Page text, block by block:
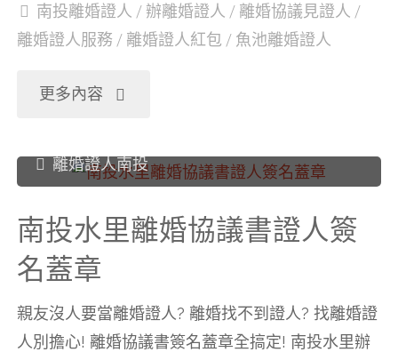
人
簽
蓋
南投離婚證人 / 辦離婚證人 / 離婚協議見證人 /
離婚證人服務 / 離婚證人紅包 / 魚池離婚證人
更多內容 "南
魚
池
婚
離婚證人南投
南投水里離婚協議書證人簽
名蓋章
親友沒人要當離婚證人? 離婚找不到證人? 找離婚證
人別擔心! 離婚協議書簽名蓋章全搞定! 南投水里辦